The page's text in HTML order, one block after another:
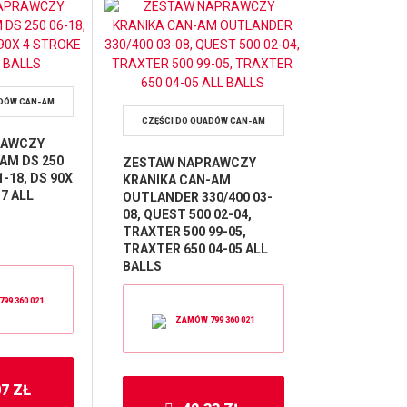
CAN-AM
DS 250
18, DS 90X
ALL
360 021
ZŁ
CZĘŚCI DO QUADÓW CAN-AM
ZESTAW NAPRAWCZY
KRANIKA CAN-AM
OUTLANDER 330/400 03-
08, QUEST 500 02-04,
TRAXTER 500 99-05,
TRAXTER 650 04-05 ALL
BALLS
ZAMÓW 799 360 021